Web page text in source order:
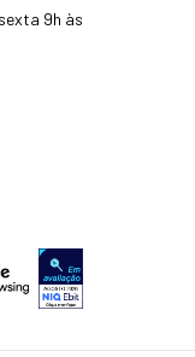
9h às